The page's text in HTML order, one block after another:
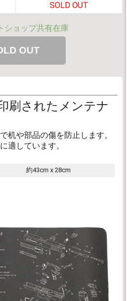
SOLD OUT
ショップ共有在庫
刷されたメンテナ
机や部品の傷を防止します。
適しています。
約43cm x 28cm